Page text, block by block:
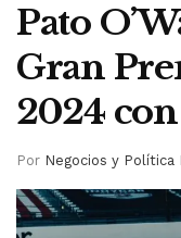
Pato
Gran
2024
Por Negocios y Política